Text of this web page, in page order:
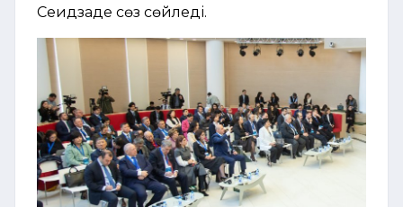
Сеидзаде сөз сөйледі.